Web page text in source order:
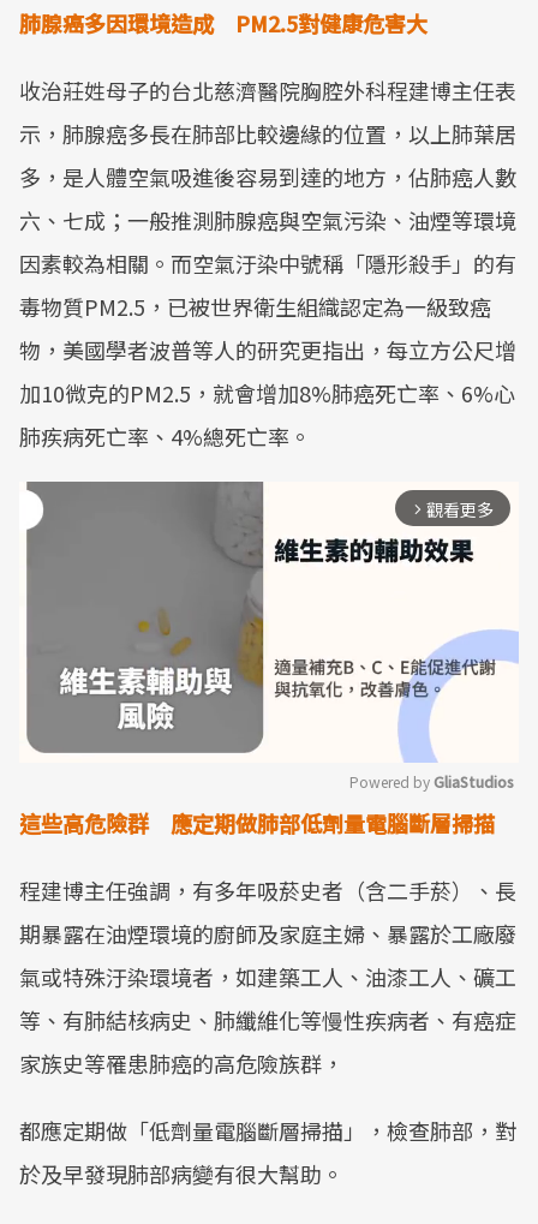
肺腺癌多因環境造成 PM2.5對健康危害大
收治莊姓母子的台北慈濟醫院胸腔外科程建博主任表
示，肺腺癌多長在肺部比較邊緣的位置，以上肺葉居
多，是人體空氣吸進後容易到達的地方，佔肺癌人數
六、七成；一般推測肺腺癌與空氣污染、油煙等環境
因素較為相關。而空氣汙染中號稱「隱形殺手」的有
毒物質PM2.5，已被世界衛生組織認定為一級致癌
物，美國學者波普等人的研究更指出，每立方公尺增
加10微克的PM2.5，就會增加8%肺癌死亡率、6%心
肺疾病死亡率、4%總死亡率。
arrow_forward_ios 觀看更多
Mute
Powered by GliaStudios
這些高危險群 應定期做肺部低劑量電腦斷層掃描
程建博主任強調，有多年吸菸史者（含二手菸）、長
期暴露在油煙環境的廚師及家庭主婦、暴露於工廠廢
氣或特殊汙染環境者，如建築工人、油漆工人、礦工
等、有肺結核病史、肺纖維化等慢性疾病者、有癌症
家族史等罹患肺癌的高危險族群，
都應定期做「低劑量電腦斷層掃描」，檢查肺部，對
於及早發現肺部病變有很大幫助。